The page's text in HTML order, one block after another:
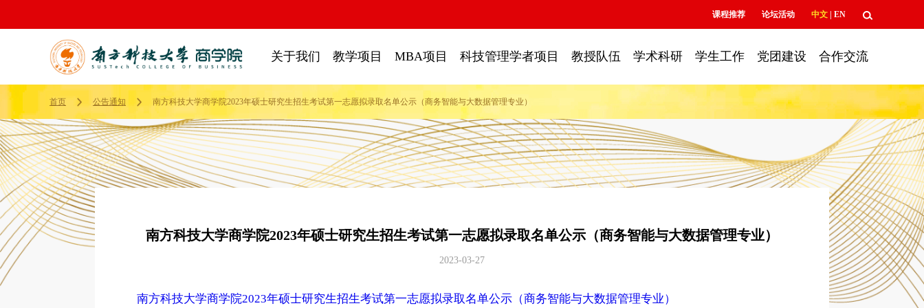
课程推荐 论坛活动 中文 EN
关于我们 教学项目 MBA项目 科技管理学者项目 教授队伍 学术科研 学生工作 党团建设 合作交流
首页 公告通知 南方科技大学商学院2023年硕士研究生招生考试第一志愿拟录取名单公示（商务智能与大数据管理专业）
南方科技大学商学院2023年硕士研究生招生考试第一志愿拟录取名单公示（商务智能与大数据管理专业）
2023-03-27
南方科技大学商学院2023年硕士研究生招生考试第一志愿拟录取名单公示（商务智能与大数据管理专业）